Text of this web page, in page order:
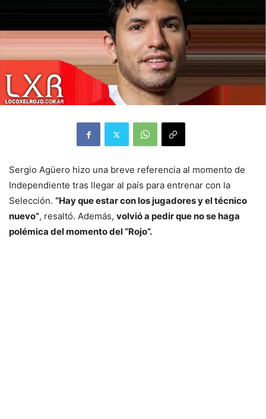
Sergio Agüero hizo una breve referencia al momento de
Independiente tras llegar al país para entrenar con la
Selección. “Hay que estar con los jugadores y el técnico
nuevo”, resaltó. Además, volvió a pedir que no se haga
polémica del momento del “Rojo”.